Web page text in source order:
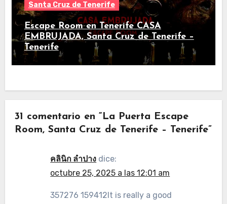
Santa Cruz de Tenerife
Escape Room en Tenerife CASA
EMBRUJADA, Santa Cruz de Tenerife –
Tenerife
31 comentario en “La Puerta Escape
Room, Santa Cruz de Tenerife – Tenerife”
คลินิก ลำปาง dice:
octubre 25, 2025 a las 12:01 am
357276 159412It is really a good